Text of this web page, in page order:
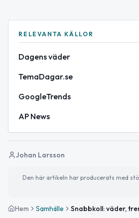
RELEVANTA KÄLLOR
Dagens väder
TemaDagar.se
GoogleTrends
AP News
Johan Larsson
Den här artikeln har producerats med
Hem Samhälle